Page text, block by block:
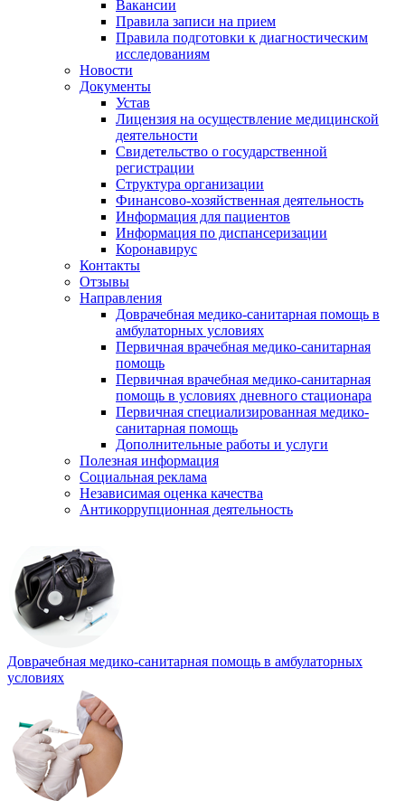
Вакансии
Правила записи на прием
Правила подготовки к диагностическим
исследованиям
Новости
Документы
Устав
Лицензия на осуществление медицинской
деятельности
Свидетельство о государственной
регистрации
Структура организации
Финансово-хозяйственная деятельность
Информация для пациентов
Информация по диспансеризации
Коронавирус
Контакты
Отзывы
Направления
Доврачебная медико-санитарная помощь в
амбулаторных условиях
Первичная врачебная медико-санитарная
помощь
Первичная врачебная медико-санитарная
помощь в условиях дневного стационара
Первичная специализированная медико-
санитарная помощь
Дополнительные работы и услуги
Полезная информация
Социальная реклама
Независимая оценка качества
Антикоррупционная деятельность
Доврачебная медико-санитарная помощь в амбулаторных
условиях